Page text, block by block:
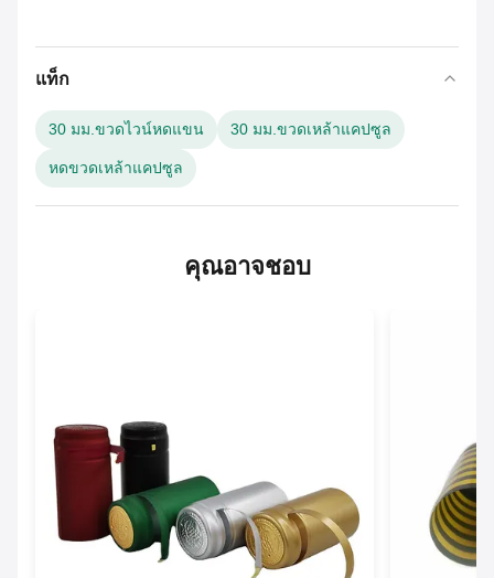
แท็ก
30 มม.ขวดไวน์หดแขน 30 มม.ขวดเหล้าแคปซูล
หดขวดเหล้าแคปซูล
คุณอาจชอบ